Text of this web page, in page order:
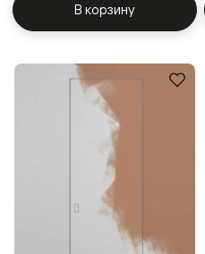
В корзину